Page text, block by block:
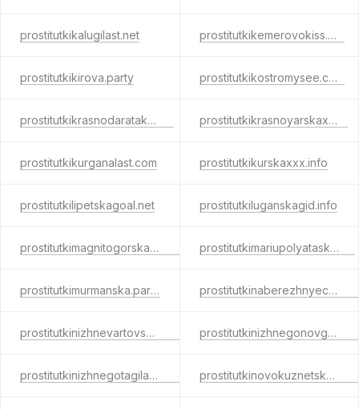
prostitutkikalugilast.net prostitutkikemerovokiss.net
prostitutkikirova.party prostitutkikostromysee.com
prostitutkikrasnodaratake.net prostitutkikrasnoyarskax.net
prostitutkikurganalast.com prostitutkikurskaxxx.info
prostitutkilipetskagoal.net prostitutkiluganskagid.info
prostitutkimagnitogorska.party prostitutkimariupolyatask.com
prostitutkimurmanska.party prostitutkinaberezhnyechelny.party
prostitutkinizhnevartovska.party prostitutkinizhnegonovgoroda.party
prostitutkinizhnegotagilaslap.net prostitutkinovokuznetskaerotic.com